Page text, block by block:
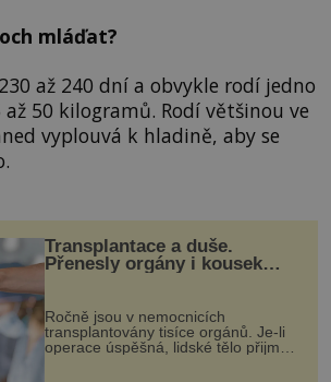
mláďat?
až 240 dní a obvykle rodí jedno
50 kilogramů. Rodí většinou ve
vyplouvá k hladině, aby se
Transplantace a duše.
Přenesly orgány i kousek
Ročně jsou v nemocnicích
transplantovány tisíce orgánů. Je-li
operace úspěšná, lidské tělo přijme